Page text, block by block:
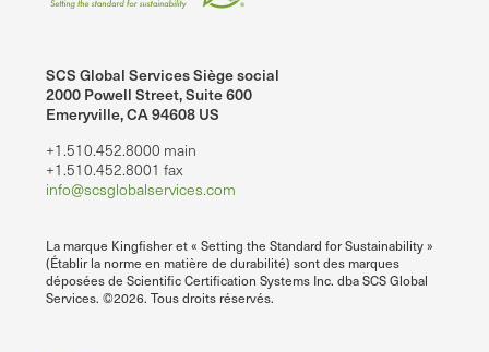
SCS Global Services Siège social
2000 Powell Street, Suite 600
Emeryville, CA 94608 US
+1.510.452.8000 main
+1.510.452.8001 fax
info@scsglobalservices.com
La marque Kingfisher et « Setting the Standard for Sustainability »
(Établir la norme en matière de durabilité) sont des marques
déposées de Scientific Certification Systems Inc. dba SCS Global
Services. ©2026. Tous droits réservés.